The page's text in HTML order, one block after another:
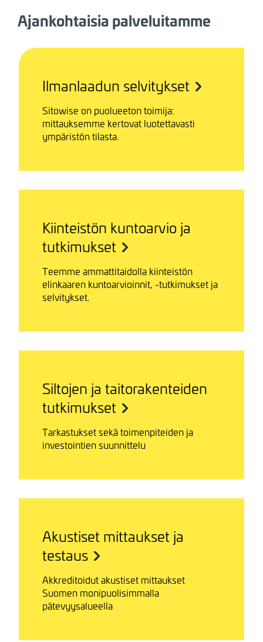
Ajankohtaisia palveluitamme
Ilmanlaadun selvitykset
Sitowise on puolueeton toimija:
mittauksemme kertovat luotettavasti
ympäristön tilasta.
Kiinteistön kuntoarvio ja
tutkimukset
Teemme ammattitaidolla kiinteistön
elinkaaren kuntoarvioinnit, -tutkimukset ja
selvitykset.
Siltojen ja taitorakenteiden
tutkimukset
Tarkastukset sekä toimenpiteiden ja
investointien suunnittelu
Akustiset mittaukset ja
testaus
Akkreditoidut akustiset mittaukset
Suomen monipuolisimmalla
pätevyysalueella